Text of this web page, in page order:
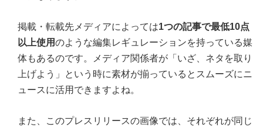
掲載・転載先メディアによっては1つの記事で最低10点
以上使用のような編集レギュレーションを持っている媒
体もあるのです。メディア関係者が「いざ、ネタを取り
上げよう」という時に素材が揃っているとスムーズにニ
ュースに活用できますよね。
また、このプレスリリースの画像では、それぞれが同じ